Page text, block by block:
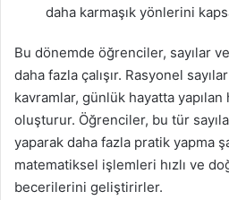
daha karmaşık yönlerini
Bu dönemde öğrenciler, sayılar
daha fazla çalışır. Rasyonel
kavramlar, günlük hayatta
oluşturur. Öğrenciler, bu tür
yaparak daha fazla pratik yapma
matematiksel işlemleri hızlı ve
becerilerini geliştirirler.